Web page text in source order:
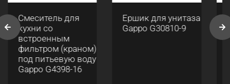
Смеситель для
кухни со
встроенным
фильтром (краном)
под питьевую воду
Gappo G4398-16
Ершик для унитаза
Gappo G30810-9